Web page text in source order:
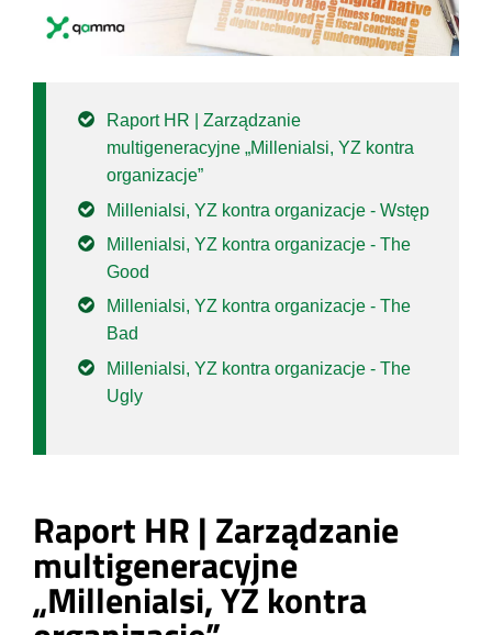
Raport HR | Zarządzanie
multigeneracyjne „Millenialsi, YZ kontra
organizacje”
Millenialsi, YZ kontra organizacje - Wstęp
Millenialsi, YZ kontra organizacje - The
Good
Millenialsi, YZ kontra organizacje - The
Bad
Millenialsi, YZ kontra organizacje - The
Ugly
Raport HR | Zarządzanie
multigeneracyjne
„Millenialsi, YZ kontra